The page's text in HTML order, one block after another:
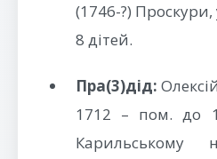
(1746-?)
8 дітей.
Пра(3)дід:
1712 – пом. до
Карильському